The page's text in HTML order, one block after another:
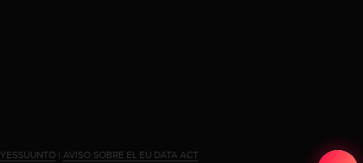
| AVISO SOBRE EL EU DATA ACT